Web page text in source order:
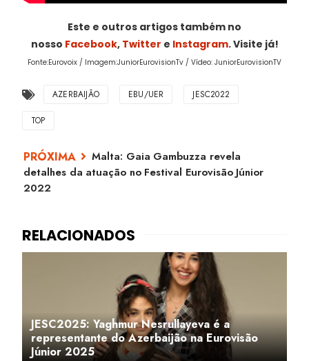
Este e outros artigos também no
nosso Facebook, Twitter e Instagram. Visite já!
Fonte:Eurovoix / Imagem:JuniorEurovisionTv / Vídeo: JuniorEurovisionTV
AZERBAIJÃO EBU/UER JESC2022
TOP
Malta: Gaia Gambuzza revela
detalhes da atuação no Festival Eurovisão Júnior
2022
JESC2025: Yaghmur Nesrullayeva é a
representante do Azerbaijão na Eurovisão
Júnior 2025